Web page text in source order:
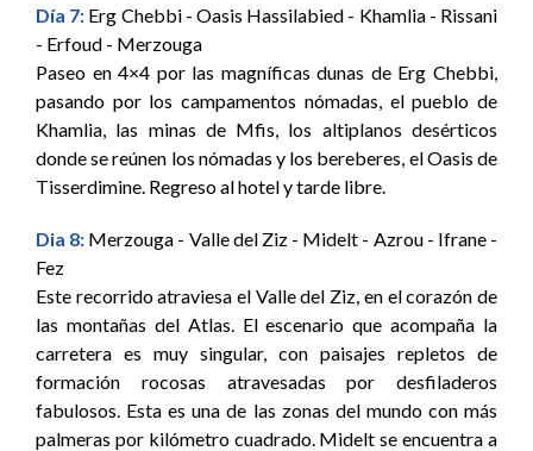
Día 7: Erg Chebbi - Oasis Hassilabied - Khamlia - Rissani
- Erfoud - Merzouga
Paseo en 4×4 por las magníficas dunas de Erg Chebbi,
pasando por los campamentos nómadas, el pueblo de
Khamlia, las minas de Mfis, los altiplanos desérticos
donde se reúnen los nómadas y los bereberes, el Oasis de
Tisserdimine. Regreso al hotel y tarde libre.
Dia 8: Merzouga - Valle del Ziz - Midelt - Azrou - Ifrane -
Fez
Este recorrido atraviesa el Valle del Ziz, en el corazón de
las montañas del Atlas. El escenario que acompaña la
carretera es muy singular, con paisajes repletos de
formación rocosas atravesadas por desfiladeros
fabulosos. Esta es una de las zonas del mundo con más
palmeras por kilómetro cuadrado. Midelt se encuentra a